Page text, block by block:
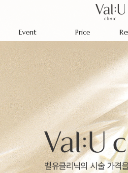
Event Price
벨유클리닉의 시술 가격